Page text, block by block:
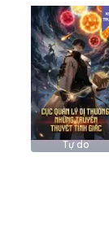
Tự do